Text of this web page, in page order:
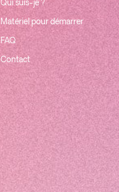
Qui suis-je ?
Matériel pour démarrer
FAQ
Contact